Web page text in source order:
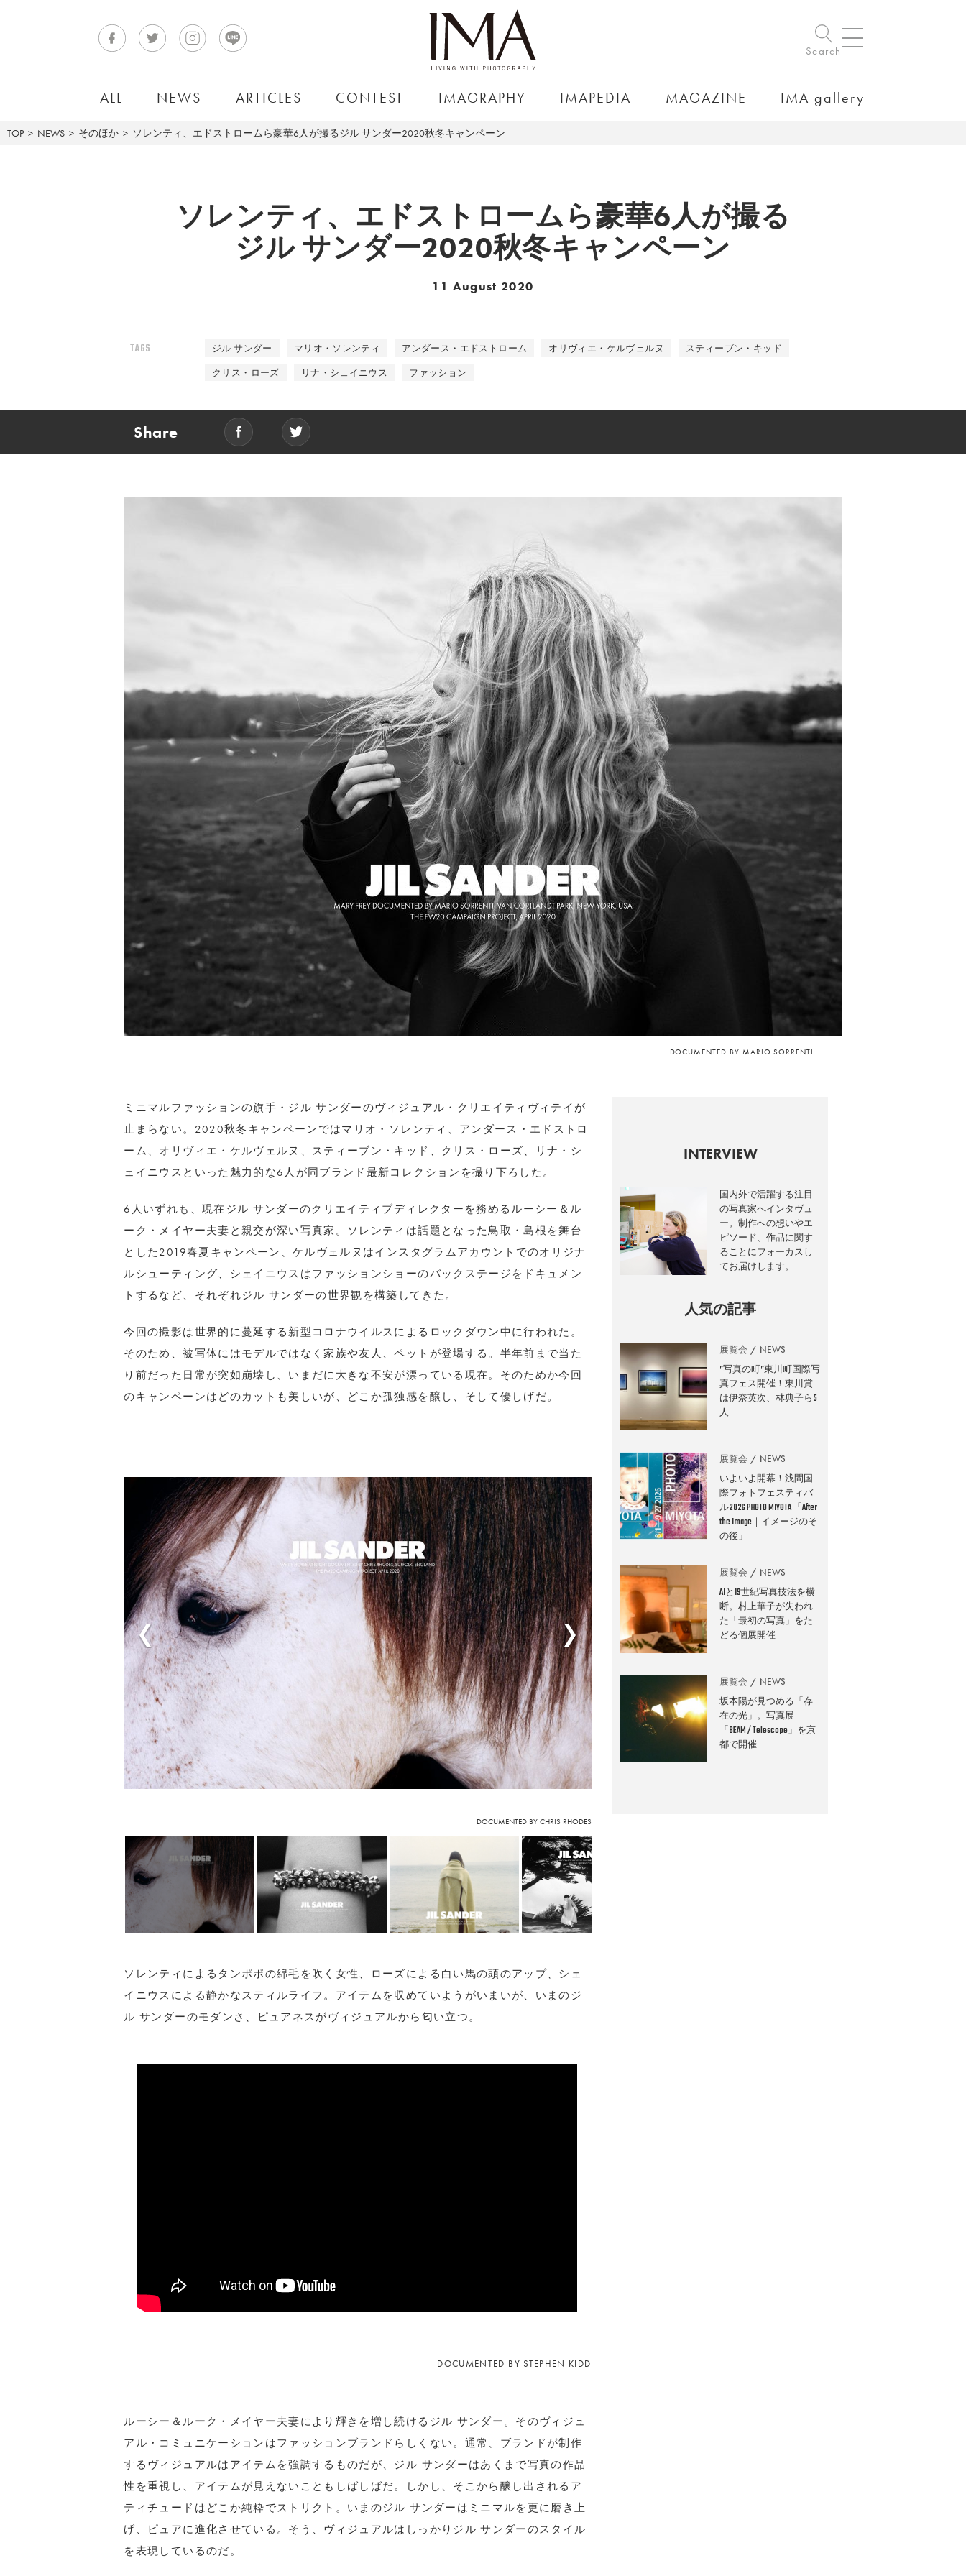
Search
ALL NEWS ARTICLES CONTEST IMAGRAPHY IMAPEDIA MAGAZINE IMA gallery
TOP NEWS そのほか ソレンティ、エドストロームら豪華6人が撮るジル サンダー2020秋冬キャンペーン
ソレンティ、エドストロームら豪華6人が撮る
ジル サンダー2020秋冬キャンペーン
11 August 2020
TAGS ジル サンダー マリオ・ソレンティ アンダース・エドストローム オリヴィエ・ケルヴェルヌ
スティーブン・キッド
クリス・ローズ
リナ・シェイニウス ファッション
Share
DOCUMENTED BY MARIO SORRENTI
ミニマルファッションの旗手・ジル サンダーのヴィジュアル・クリエイティヴィテイが
止まらない。2020秋冬キャンペーンではマリオ・ソレンティ、アンダース・エドストロ
ーム、オリヴィエ・ケルヴェルヌ、スティーブン・キッド、クリス・ローズ、リナ・シ
ェイニウスといった魅力的な6人が同ブランド最新コレクションを撮り下ろした。
6人いずれも、現在ジル サンダーのクリエイティブディレクターを務めるルーシー＆ル
ーク・メイヤー夫妻と親交が深い写真家。ソレンティは話題となった鳥取・島根を舞台
とした2019春夏キャンペーン、ケルヴェルヌはインスタグラムアカウントでのオリジナ
ルシューティング、シェイニウスはファッションショーのバックステージをドキュメン
トするなど、それぞれジル サンダーの世界観を構築してきた。
今回の撮影は世界的に蔓延する新型コロナウイルスによるロックダウン中に行われた。
そのため、被写体にはモデルではなく家族や友人、ペットが登場する。半年前まで当た
り前だった日常が突如崩壊し、いまだに大きな不安が漂っている現在。そのためか今回
のキャンペーンはどのカットも美しいが、どこか孤独感を醸し、そして優しげだ。
DOCUMENTED BY CHRIS RHODES
ソレンティによるタンポポの綿毛を吹く女性、ローズによる白い馬の頭のアップ、シェ
イニウスによる静かなスティルライフ。アイテムを収めていようがいまいが、いまのジ
ル サンダーのモダンさ、ピュアネスがヴィジュアルから匂い立つ。
DOCUMENTED BY STEPHEN KIDD
ルーシー＆ルーク・メイヤー夫妻により輝きを増し続けるジル サンダー。そのヴィジュ
アル・コミュニケーションはファッションブランドらしくない。通常、ブランドが制作
するヴィジュアルはアイテムを強調するものだが、ジル サンダーはあくまで写真の作品
性を重視し、アイテムが見えないこともしばしばだ。しかし、そこから醸し出されるア
ティチュードはどこか純粋でストリクト。いまのジル サンダーはミニマルを更に磨き上
げ、ピュアに進化させている。そう、ヴィジュアルはしっかりジル サンダーのスタイル
を表現しているのだ。
INTERVIEW
国内外で活躍する注目
の写真家へインタヴュ
ー。制作への想いやエ
ピソード、作品に関す
ることにフォーカスし
てお届けします。
人気の記事
展覧会 NEWS
”写真の町”東川町国際写
真フェス開催！東川賞
は伊奈英次、林典子ら5
人
展覧会 NEWS
いよいよ開幕！浅間国
際フォトフェスティバ
ル2026 PHOTO MIYOTA 「After
the Image｜イメージのそ
の後」
展覧会 NEWS
AIと19世紀写真技法を横
断。村上華子が失われ
た「最初の写真」をた
どる個展開催
展覧会 NEWS
坂本陽が見つめる「存
在の光」。写真展
「BEAM / Telescope」を京
都で開催